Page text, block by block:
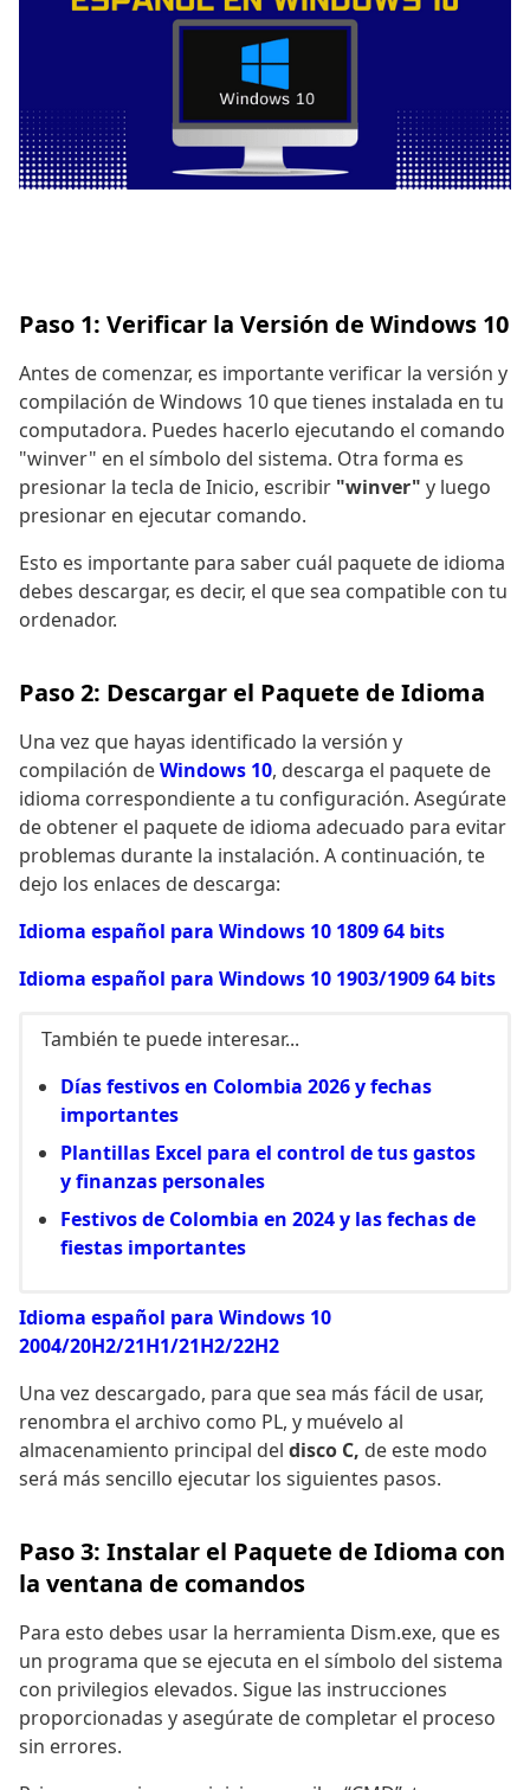
Paso 1: Verificar la Versión de Windows 10
Antes de comenzar, es importante verificar la versión y
compilación de Windows 10 que tienes instalada en tu
computadora. Puedes hacerlo ejecutando el comando
"winver" en el símbolo del sistema. Otra forma es
presionar la tecla de Inicio, escribir "winver" y luego
presionar en ejecutar comando.
Esto es importante para saber cuál paquete de idioma
debes descargar, es decir, el que sea compatible con tu
ordenador.
Paso 2: Descargar el Paquete de Idioma
Una vez que hayas identificado la versión y
compilación deWindows 10, descarga el paquete de
idioma correspondiente a tu configuración. Asegúrate
de obtener el paquete de idioma adecuado para evitar
problemas durante la instalación. A continuación, te
dejo los enlaces de descarga:
Idioma español para Windows 10 1809 64 bits
Idioma español para Windows 10 1903/1909 64 bits
También te puede interesar...
Días festivos en Colombia 2026 y fechas
importantes
Plantillas Excel para el control de tus gastos
y finanzas personales
Festivos de Colombia en 2024 y las fechas de
fiestas importantes
Idioma español para Windows 10
2004/20H2/21H1/21H2/22H2
Una vez descargado, para que sea más fácil de usar,
renombra el archivo como PL, y muévelo al
almacenamiento principal del disco C, de este modo
será más sencillo ejecutar los siguientes pasos.
Paso 3: Instalar el Paquete de Idioma con
la ventana de comandos
Para esto debes usar la herramienta Dism.exe, que es
un programa que se ejecuta en el símbolo del sistema
con privilegios elevados. Sigue las instrucciones
proporcionadas y asegúrate de completar el proceso
sin errores.